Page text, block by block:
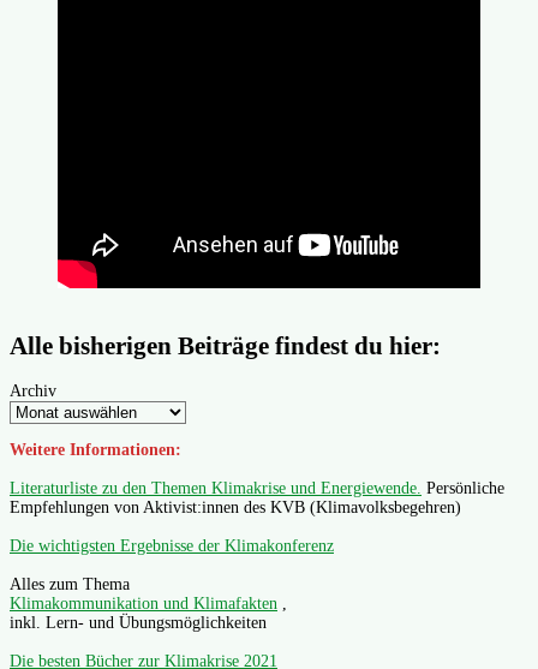
Alle bisherigen Beiträge findest du hier:
Archiv
Weitere Informationen:
Literaturliste zu den Themen Klimakrise und Energiewende. Persönliche
Empfehlungen von Aktivist:innen des KVB (Klimavolksbegehren)
Die wichtigsten Ergebnisse der Klimakonferenz
Alles zum Thema
Klimakommunikation und Klimafakten ,
inkl. Lern- und Übungsmöglichkeiten
Die besten Bücher zur Klimakrise 2021